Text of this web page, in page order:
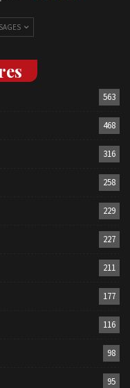
563
468
316
258
229
227
211
177
116
98
95